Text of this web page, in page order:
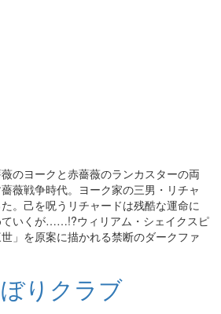
のヨークと赤薔薇のランカスターの両
薇戦争時代。ヨーク家の三男・リチャ
。己を呪うリチャードは残酷な運命に
いくが……!?ウィリアム・シェイクスピ
」を原案に描かれる禁断のダークファ
りクラブ